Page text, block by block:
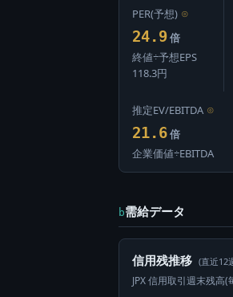
PER(予想) ⊙
24.9 倍
終値÷予想EPS
118.3円
推定EV/EBITDA ⊙
21.6 倍
企業価値÷EBITDA
b需給データ
信用残推移 (直近12
JPX 信用取引週末残高